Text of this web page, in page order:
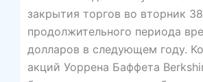
закрытия торгов во вторник
продолжительного периода
долларов в следующем году.
акций Уоррена Баффета